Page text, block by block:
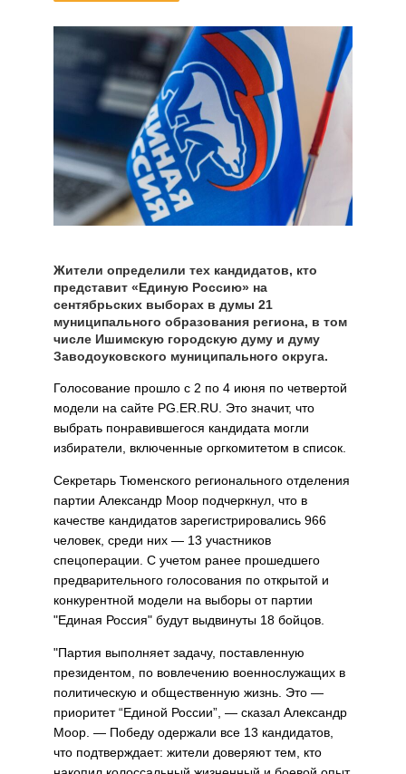
Жители определили тех кандидатов, кто
представит «Единую Россию» на
сентябрьских выборах в думы 21
муниципального образования региона, в том
числе Ишимскую городскую думу и думу
Заводоуковского муниципального округа.
Голосование прошло с 2 по 4 июня по четвертой
модели на сайте PG.ER.RU. Это значит, что
выбрать понравившегося кандидата могли
избиратели, включенные оргкомитетом в список.
Секретарь Тюменского регионального отделения
партии Александр Моор подчеркнул, что в
качестве кандидатов зарегистрировались 966
человек, среди них — 13 участников
спецоперации. С учетом ранее прошедшего
предварительного голосования по открытой и
конкурентной модели на выборы от партии
"Единая Россия" будут выдвинуты 18 бойцов.
"Партия выполняет задачу, поставленную
президентом, по вовлечению военнослужащих в
политическую и общественную жизнь. Это —
приоритет “Единой России”, — сказал Александр
Моор. — Победу одержали все 13 кандидатов,
что подтверждает: жители доверяют тем, кто